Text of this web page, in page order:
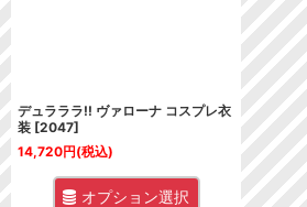
デュラララ!! ヴァローナ コスプレ衣
装 [2047]
14,720円(税込)
オプション選択